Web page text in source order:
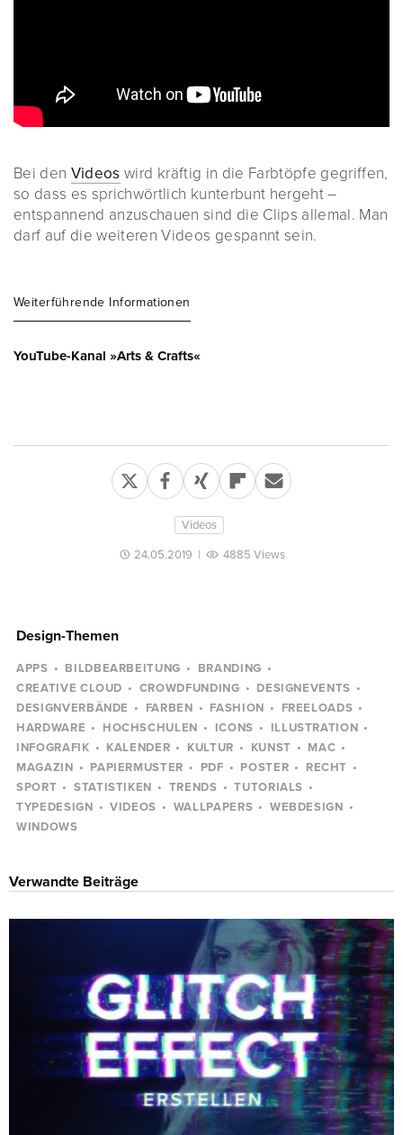
Bei den Videos wird kräftig in die Farbtöpfe gegriffen,
so dass es sprichwörtlich kunterbunt hergeht –
entspannend anzuschauen sind die Clips allemal. Man
darf auf die weiteren Videos gespannt sein.
Weiterführende Informationen
YouTube-Kanal »Arts & Crafts«
Videos
24.05.2019 | 4885 Views
Design-Themen
APPS BILDBEARBEITUNG
BRANDING
CREATIVE CLOUD
CROWDFUNDING
DESIGNEVENTS
DESIGNVERBÄNDE
FARBEN FASHION
FREELOADS
HARDWARE
HOCHSCHULEN ICONS
ILLUSTRATION
INFOGRAFIK
KALENDER KULTUR KUNST
MAC
MAGAZIN
PAPIERMUSTER PDF POSTER
RECHT
SPORT
STATISTIKEN TRENDS
TUTORIALS
TYPEDESIGN
VIDEOS WALLPAPERS
WEBDESIGN
WINDOWS
Verwandte Beiträge